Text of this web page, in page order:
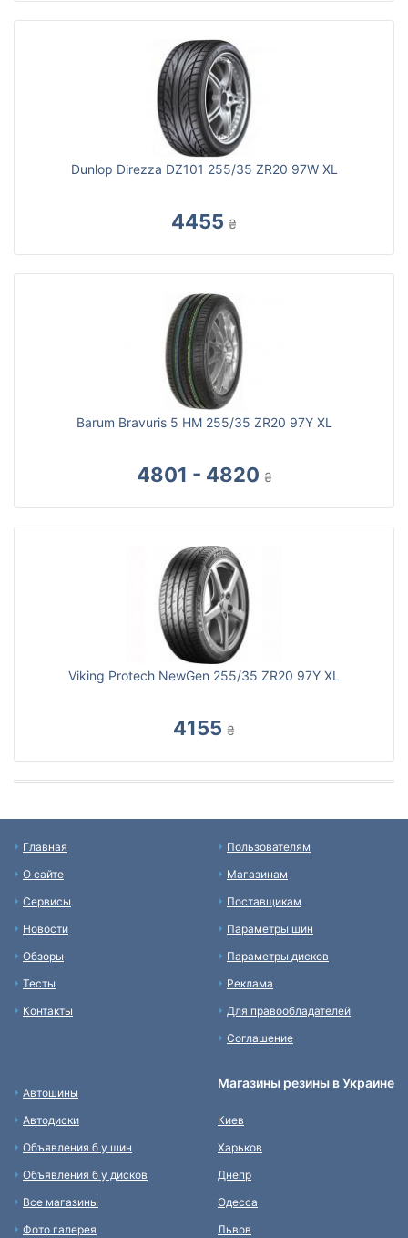
Dunlop Direzza DZ101 255/35 ZR20 97W XL
4455 ₴
Barum Bravuris 5 HM 255/35 ZR20 97Y XL
4801 - 4820 ₴
Viking Protech NewGen 255/35 ZR20 97Y XL
4155 ₴
Главная
О сайте
Сервисы
Новости
Обзоры
Тесты
Контакты
Пользователям
Магазинам
Поставщикам
Параметры шин
Параметры дисков
Реклама
Для правообладателей
Соглашение
Автошины
Автодиски
Объявления б у шин
Объявления б у дисков
Все магазины
Фото галерея
Магазины резины в Украине
Киев
Харьков
Днепр
Одесса
Львов